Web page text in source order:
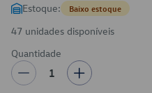
Estoque: Baixo estoque
47 unidades disponíveis
Quantidade
1